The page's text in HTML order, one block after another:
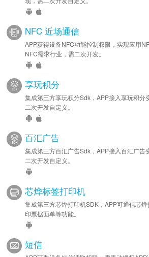
NFC 近场通信
APP获得设备NFC功能控制权限，实现应用
NFC需求行业，需二次开发。
享玩积分
集成第三方享玩积分Sdk，APP接入享玩积分
二次开发自定义。
百汇广告
集成第三方百汇广告Sdk，APP接入百汇广告
二次开发自定义。
芯烨标签打印机
集成第三方芯烨打印机SDK，APP可通信芯
印票据面单等功能。
短信